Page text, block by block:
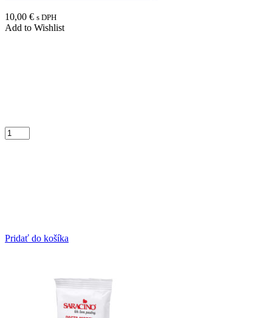
10,00 € s DPH
Add to Wishlist
Pridať do košíka